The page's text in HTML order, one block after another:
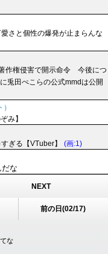
さと個性の爆発が止まらんな
作権侵害で開示命令 今後につ
兎田ぺこらの公式mmdは公開
み】
ぎる【VTuber】
(画:1)
な
NEXT
前の日(02/17)
な